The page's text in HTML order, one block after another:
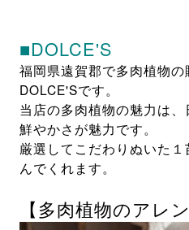
■DOLCE'S
福岡県遠賀郡で多肉植物
DOLCE'Sです。
当店の多肉植物の魅力は
鮮やかさが魅力です。
厳選してこだわりぬいた
んでくれます。
【多肉植物のアレン